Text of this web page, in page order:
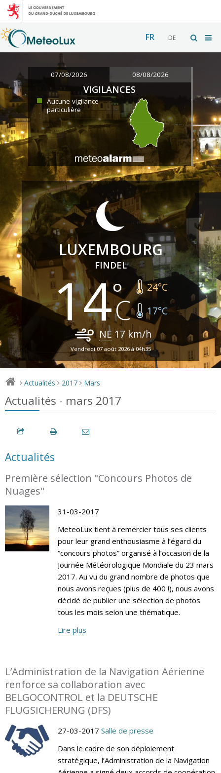
FR DE
07/08/2026 08/08/2026
VIGILANCES
Aucune vigilance
particulière
LUXEMBOURG
FINDEL
14 24°C
17°C
NE 17 km/h
Vendredi 07 août 2026 à 04h35
> Actualités > 2017 > Mars
Actualités - mars 2017
Actualités
Première sélection "Concours Photos de
Nuages"
31-03-2017
MeteoLux tient à remercier tous ses clients
pour leur grand enthousiasme à l’égard du
“concours photos” organisé à l’occasion de la
Journée Météorologique Mondiale du 23 mars
2017. Au vu du grand nombre de photos que
nous avons reçues (plus de 400 !), nous avons
décidé de publier une sélection de photos
tous les mois selon une thématique.
Lire plus
L’Administration de la Navigation Aérienne
renforce sa collaboration avec
BELGOCONTROL et la DEUTSCHE
FLUGSICHERUNG (DFS)
27-03-2017 Salle de presse
Dans le cadre de son déploiement
stratégique, l’Administration de la Navigation